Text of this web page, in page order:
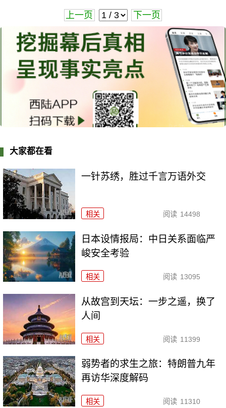
上一页 下一页
大家都在看
一针苏绣，胜过千言万语外交
相关 阅读 14498
日本设情报局：中日关系面临严
峻安全考验
相关 阅读 13095
从故宫到天坛：一步之遥，换了
人间
相关 阅读 11399
弱势者的求生之旅：特朗普九年
再访华深度解码
相关 阅读 11310